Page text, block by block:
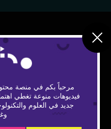
not found.
Dialog
مرحباً بكم في منصة
فيديوهات منوعة تغطي
جديد في العلوم